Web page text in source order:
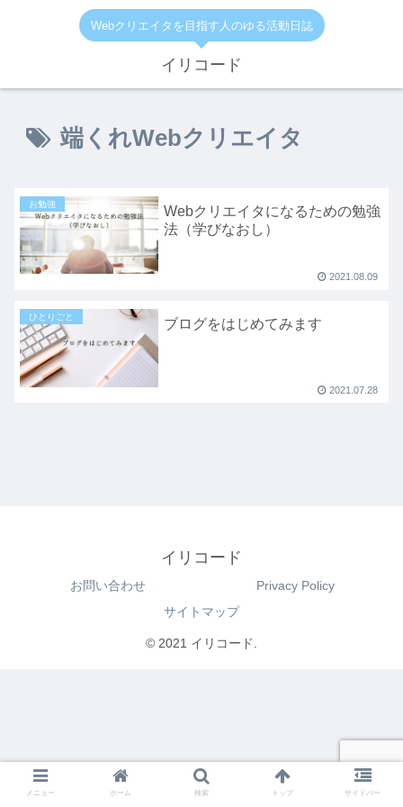
Webクリエイタを目指す人のゆる活動日誌
イリコード
端くれWebクリエイタ
お勉強
Webクリエイタになるための勉強
法（学びなおし）
2021.08.09
ひとりごと ブログをはじめてみます
2021.07.28
イリコード
お問い合わせ
Privacy Policy
サイトマップ
© 2021 イリコード.
メニュー ホーム 検索 トップ サイドバー